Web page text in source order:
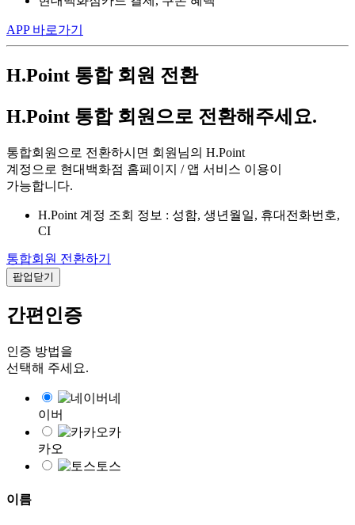
APP 바로가기
H.Point 통합 회원 전환
H.Point 통합 회원으로 전환해주세요.
통합회원으로 전환하시면 회원님의 H.Point
계정으로 현대백화점 홈페이지 / 앱 서비스 이용이
가능합니다.
H.Point 계정 조회 정보 : 성함, 생년월일, 휴대전화번호,
CI
통합회원 전환하기
팝업닫기
간편인증
인증 방법을
선택해 주세요.
네
이버
카
카오
토스
이름